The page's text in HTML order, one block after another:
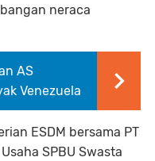
neraca
AS
Venezuela
ESDM bersama PT
SPBU Swasta